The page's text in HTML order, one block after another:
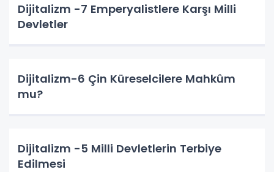
Dijitalizm -7 Emperyalistlere Karşı Milli
Devletler
Dijitalizm-6 Çin Küreselcilere Mahkûm
mu?
Dijitalizm -5 Milli Devletlerin Terbiye
Edilmesi